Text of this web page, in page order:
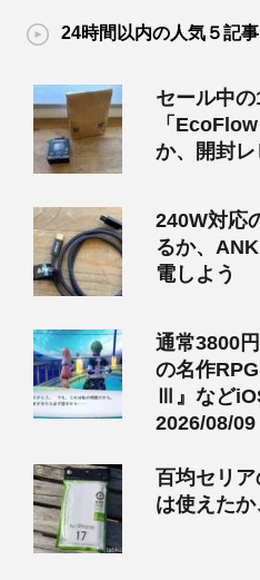
24時間以内の人気５記事
セール中
「
か、開封
240W対応
るか、
電しよう
通常3800
の名作
Ⅲ』など
2026/08/09
百均セリ
は使えた